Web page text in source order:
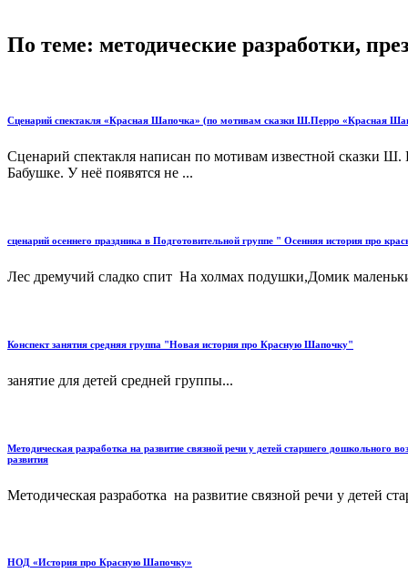
По теме: методические разработки,
Сценарий спектакля «Красная Шапочка» (по мотивам сказки Ш.Перро «Красная
Сценарий спектакля написан по мотивам известной сказки
Бабушке. У неё появятся не ...
сценарий осеннего праздника в Подготовительной группе " Осенняя история про
Лес дремучий сладко спит На холмах подушки,Домик
Конспект занятия средняя группа "Новая история про Красную Шапочку"
занятие для детей средней группы...
Методическая разработка на развитие связной речи у детей старшего дошкольного
развития
Методическая разработка на развитие связной речи у детей
НОД «История про Красную Шапочку»